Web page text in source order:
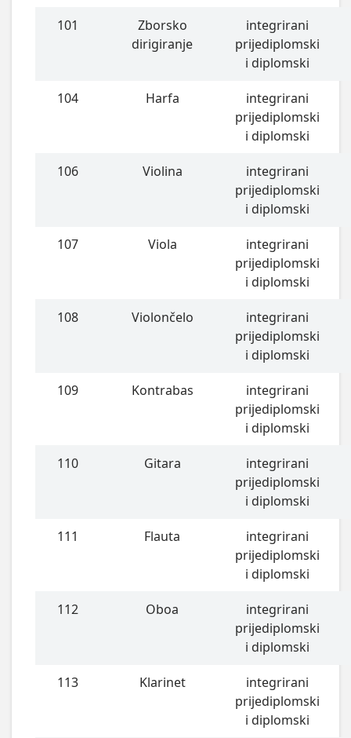
101
Zborsko
dirigiranje
integrirani
prijediplomski
i diplomski
104 Harfa
integrirani
prijediplomski
i diplomski
106 Violina
integrirani
prijediplomski
i diplomski
107 Viola
integrirani
prijediplomski
i diplomski
108 Violončelo
integrirani
prijediplomski
i diplomski
109 Kontrabas
integrirani
prijediplomski
i diplomski
110 Gitara
integrirani
prijediplomski
i diplomski
111 Flauta
integrirani
prijediplomski
i diplomski
112 Oboa
integrirani
prijediplomski
i diplomski
113 Klarinet
integrirani
prijediplomski
i diplomski